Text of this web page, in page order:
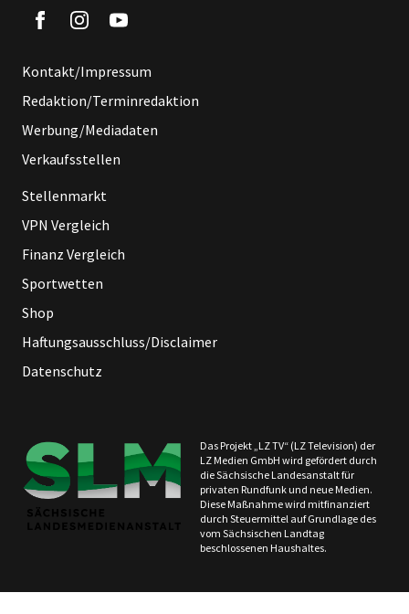
Kontakt/Impressum
Redaktion/Terminredaktion
Werbung/Mediadaten
Verkaufsstellen
Stellenmarkt
VPN Vergleich
Finanz Vergleich
Sportwetten
Shop
Haftungsausschluss/Disclaimer
Datenschutz
Das Projekt „LZ TV“ (LZ Television) der
LZ Medien GmbH wird gefördert durch
die Sächsische Landesanstalt für
privaten Rundfunk und neue Medien.
Diese Maßnahme wird mitfinanziert
durch Steuermittel auf Grundlage des
vom Sächsischen Landtag
beschlossenen Haushaltes.